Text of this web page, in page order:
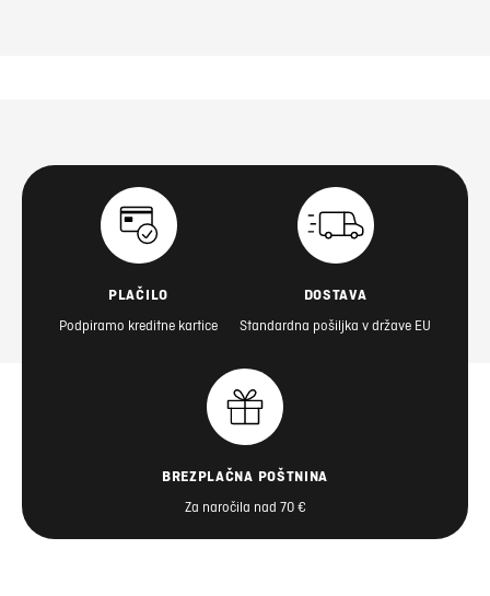
PLAČILO
Podpiramo kreditne kartice
DOSTAVA
Standardna pošiljka v države EU
BREZPLAČNA POŠTNINA
Za naročila nad 70 €